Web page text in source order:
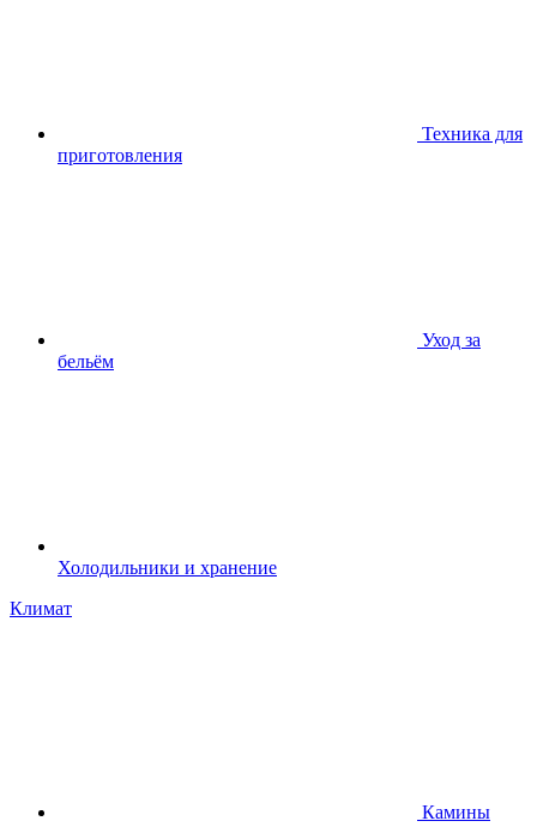
Техника для
приготовления
Уход за
бельём
Холодильники и хранение
Климат
Камины